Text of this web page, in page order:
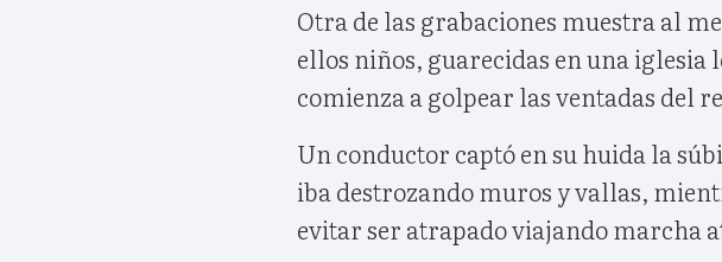
Otra de las grabaciones muestra al
ellos niños, guarecidas en una iglesia
comienza a golpear las ventadas del
Un conductor captó en su huida la
iba destrozando muros y vallas,
evitar ser atrapado viajando marcha